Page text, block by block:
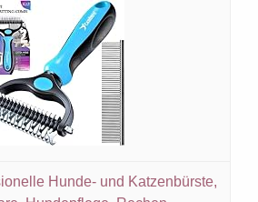
Hunde- und Katzenbürste,